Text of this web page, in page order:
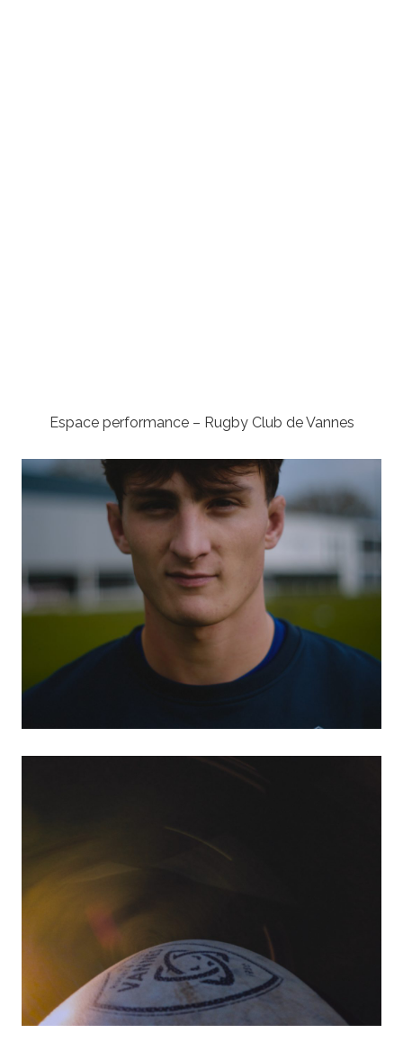
Espace performance – Rugby Club de Vannes